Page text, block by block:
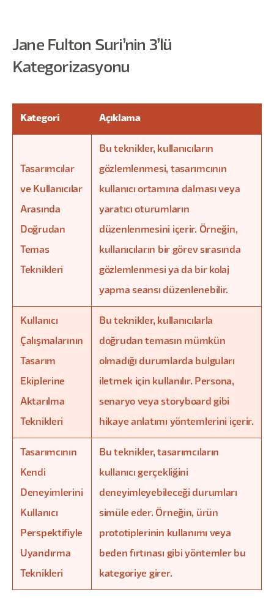
Jane Fulton Suri’nin 3’lü
Kategorizasyonu
Kategori Açıklama
Tasarımcılar
ve Kullanıcılar
Arasında
Doğrudan
Temas
Teknikleri
Bu teknikler, kullanıcıların
gözlemlenmesi, tasarımcının
kullanıcı ortamına dalması veya
yaratıcı oturumların
düzenlenmesini içerir. Örneğin,
kullanıcıların bir görev sırasında
gözlemlenmesi ya da bir kolaj
yapma seansı düzenlenebilir.
Kullanıcı
Çalışmalarının
Tasarım
Ekiplerine
Aktarılma
Teknikleri
Bu teknikler, kullanıcılarla
doğrudan temasın mümkün
olmadığı durumlarda bulguları
iletmek için kullanılır. Persona,
senaryo veya storyboard gibi
hikaye anlatımı yöntemlerini içerir.
Tasarımcının
Kendi
Deneyimlerini
Kullanıcı
Perspektifiyle
Uyandırma
Teknikleri
Bu teknikler, tasarımcıların
kullanıcı gerçekliğini
deneyimleyebileceği durumları
simüle eder. Örneğin, ürün
prototiplerinin kullanımı veya
beden fırtınası gibi yöntemler bu
kategoriye girer.